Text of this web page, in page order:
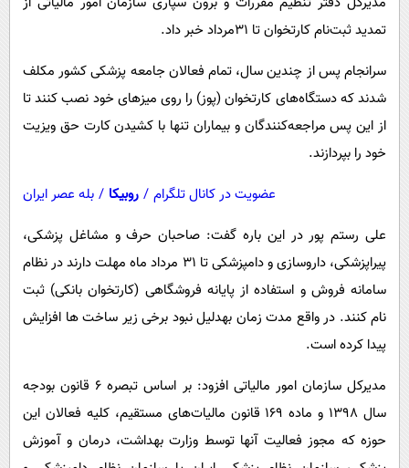
حوادث
سلامت
فرهنگی
دانلود
تمدید ثبت‌نام کارتخوان تا 31مرداد خبر داد.
سرانجام پس از چندین سال، تمام فعالان جامعه پزشکی کشور مکلف
شدند که دستگاه‌های کارتخوان (پوز) را روی میزهای خود نصب کنند تا
از این پس مراجعه‌کنندگان و بیماران تنها با کشیدن کارت حق ویزیت
خود را بپردازند.
عضویت در کانال تلگرام / روبیکا / بله عصر ایران
علی رستم پور در این باره گفت: صاحبان حرف و مشاغل پزشکی،
پیراپزشکی، داروسازی و دامپزشکی تا 31 مرداد ماه مهلت دارند در نظام
سامانه فروش و استفاده از پایانه فروشگاهی (کارتخوان بانکی) ثبت
نام کنند. در واقع مدت زمان بهدلیل نبود برخی زیر ساخت ها افزایش
پیدا کرده است.
مدیرکل سازمان امور مالیاتی افزود: بر اساس تبصره 6 قانون بودجه
سال 1398 و ماده 169 قانون مالیات‌های مستقیم، کلیه فعالان این
حوزه که مجوز فعالیت آنها توسط وزارت بهداشت، درمان و آموزش